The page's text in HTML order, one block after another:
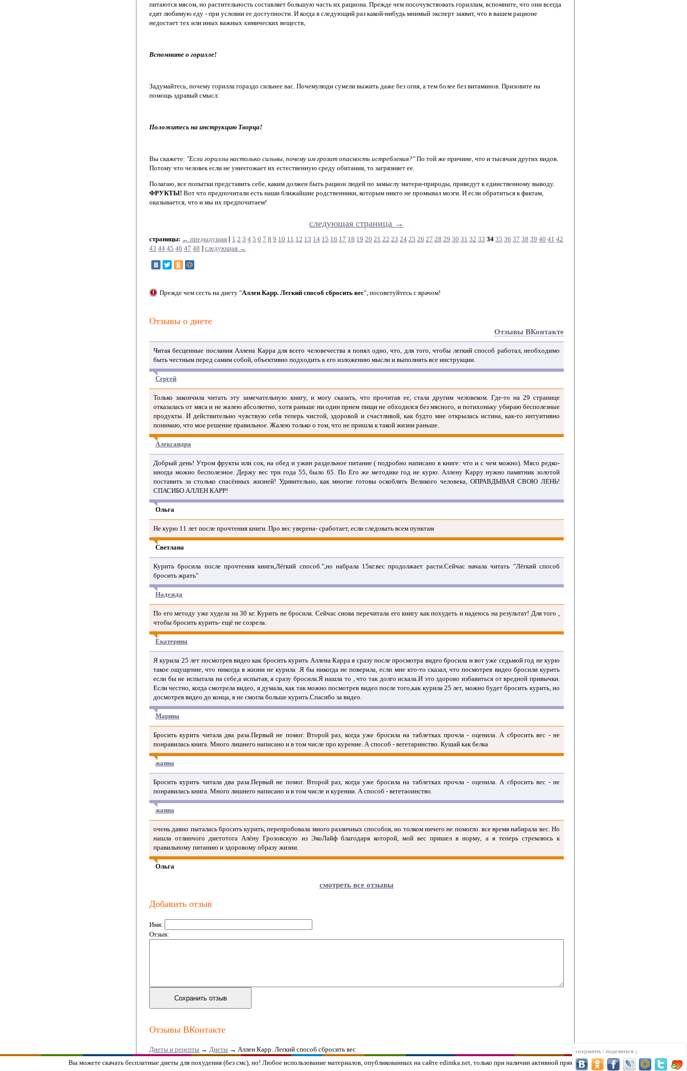
питаются мясом, но растительность составляет большую часть их рациона. Прежде чем посочувствовать гориллам, вспомните, что они всегда
едят любимую еду - при условии ее доступности. И когда в следующий раз какой-нибудь мнимый эксперт заявит, что в вашем рационе
недостает тех или иных важных химических веществ,
Вспомните о горилле!
Задумайтесь, почему горилла гораздо сильнее вас. Почемулюди сумели выжить даже без огня, а тем более без витаминов. Призовите на
помощь здравый смысл:
Положитесь на инструкцию Творца!
Вы скажете: "Если гориллы настолько сильны, почему им грозит опасность истребления?"По той же причине, что и тысячам других видов.
Потому что человек если не уничтожает их естественную среду обитания, то загрязняет ее.
Полагаю, все попытки представить себе, каким должен быть рацион людей по замыслу матери-природы, приведут к единственному выводу.
ФРУКТЫ! Вот что предпочитали есть наши ближайшие родственники, которым никто не промывал мозги. И если обратиться к фактам,
оказывается, что и мы их предпочитаем!
следующая страница →
страницы: ← предыдущая [ 1 2 3 4 5 6 7 8 9 10 11 12 13 14 15 16 17 18 19 20 21 22 23 24 25 26 27 28 29 30 31 32 33 34 35 36 37 38 39 40 41 42
43 44 45 46 47 48 ] следующая →
Прежде чем сесть на диету "Аллен Карр. Легкий способ сбросить вес", посоветуйтесь с врачом!
Отзывы о диете
Отзывы ВКонтакте
Читая бесценные послания Аллена Карра для всего человечества я понял одно, что, для того, чтобы легкий способ работал, необходимо
быть честным перед самим собой, объективно подходить к его изложению мысли и выполнять все инструкции.
Сергей
Только закончила читать эту замечательную книгу, и могу сказать, что прочитав ее, стала другим человеком. Где-то на 29 странице
отказалась от мяса и не жалею абсолютно, хотя раньше ни один прием пищи не обходился без мясного, и потихоньку убираю бесполезные
продукты. И действительно чувствую себя теперь чистой, здоровой и счастливой, как будто мне открылась истина, как-то интуитивно
понимаю, что мое решение правильное. Жалею только о том, что не пришла к такой жизни раньше.
Александра
Добрый день! Утром фрукты или сок, на обед и ужин раздельное питание ( подробно написано в книге: что и с чем можно). Мясо редко-
иногда можно бесполезное. Держу вес три года 55, было 65. По Его же методике год не курю. Аллену Карру нужно памятник золотой
поставить за столько спасённых жизней! Удивительно, как многие готовы оскоблять Великого человека, ОПРАВДЫВАЯ СВОЮ ЛЕНЬ!
СПАСИБО АЛЛЕН КАРР!
Ольга
Не курю 11 лет после прочтения книги. Про вес уверена- сработает, если следовать всем пунктам
Светлана
Курить бросила после прочтения книги,Лёгкий способ.",но набрала 15кг.вес продолжает расти.Сейчас начала читать "Лёгкий способ
бросить жрать"
Надежда
По его методу уже худела на 30 кг. Курить не бросила. Сейчас снова перечитала его книгу как похудеть и надеюсь на результат! Для того ,
чтобы бросить курить- ещё не созрела.
Екатерина
Я курила 25 лет посмотрев видео как бросить курить Аллена Карра я сразу после просмотра видео бросила и вот уже седьмой год не курю
такое ощущение, что никогда в жизни не курила .Я бы никогда не поверила, если мне кто-то сказал, что посмотрев видео бросили курить
если бы не испытала на себе,а испытав, я сразу бросила.Я нашла то , что так долго искала.И это здорово избавиться от вредной привычки.
Если честно, когда смотрела видео, я думала, как так можно посмотрев видео после того,как курила 25 лет, можно будет бросить курить, но
досмотрев видео до конца, я не смогла больше курить.Спасибо за видео.
Марина
Бросить курить читала два раза.Первый не помог. Второй раз, когда уже бросила на таблетках прочла - оценила. А сбросить вес - не
понравилась книга. Много лишнего написано и в том числе про курение. А способ - вегетаринство. Кушай как белка
жанна
Бросить курить читала два раза.Первый не помог. Второй раз, когда уже бросила на таблетках прочла - оценила. А сбросить вес - не
понравилась книга. Много лишнего написано и в том числе и курении. А способ - вегетаоинство.
жанна
очень давно пыталась бросить курить, перепробовала много различных способов, но толком ничего не помогло. все время набирала вес. Но
нашла отлинчого диетотога Алёну Грозовскую из ЭкоЛайф благодаря которой, мой вес пришел в норму, а я теперь стремлюсь к
правильному питанию и здоровому образу жизни.
Ольга
смотреть все отзывы
Добавить отзыв
Имя:
Отзыв:
Отзывы ВКонтакте
Диеты и рецепты → Диеты → Аллен Карр. Легкий способ сбросить вес сохранить / поделиться ↓
Вы можете скачать бесплатные диеты для похудения (без смс), но! Любое использование материалов, опубликованных на сайте edimka.net, только при наличии активной прямой ссылки на сайт edimka.net